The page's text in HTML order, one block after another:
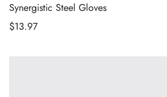
Synergistic Steel Gloves
$13.97